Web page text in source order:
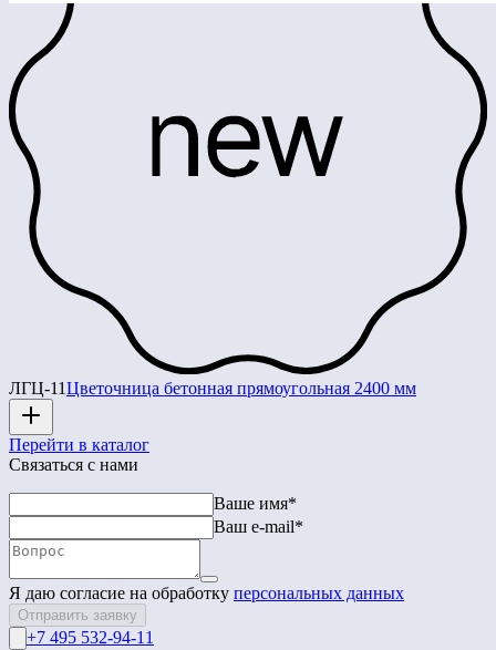
ЛГЦ-11Цветочница бетонная прямоугольная 2400 мм
Перейти в каталог
Связаться с нами
Ваше имя*
Ваш e-mail*
Я даю согласие на обработку персональных данных
Отправить заявку
+7 495 532-94-11